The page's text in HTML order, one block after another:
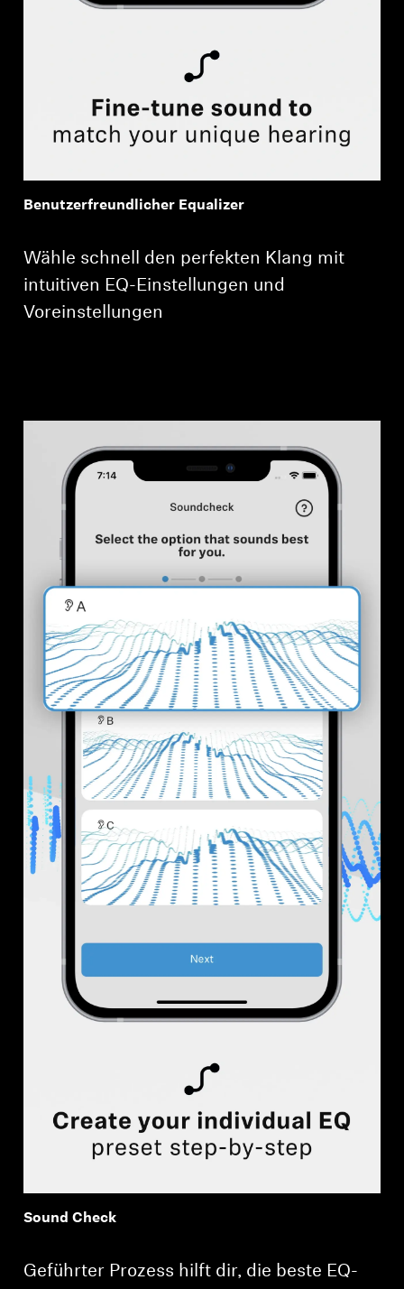
Benutzerfreundlicher Equalizer
Wähle schnell den perfekten Klang mit
intuitiven EQ-Einstellungen und
Voreinstellungen
Sound Check
Geführter Prozess hilft dir, die beste EQ-